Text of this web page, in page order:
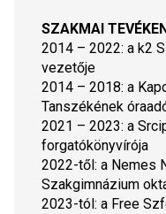
SZAKMAI
2014 – 2022: a k2
vezetője
2014 – 2018: a
Tanszékének
2021 – 2023: a
forgatókönyvírója
2022-től: a Nemes
Szakgimnázium
2023-tól: a Free